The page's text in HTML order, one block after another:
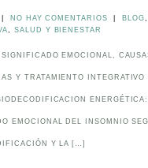
NO HAY COMENTARIOS BLOG,
,SALUD Y BIENESTAR
SIGNIFICADO EMOCIONAL,
Y TRATAMIENTO
EMOCIONAL DEL INSOMNIO
Y LA […]